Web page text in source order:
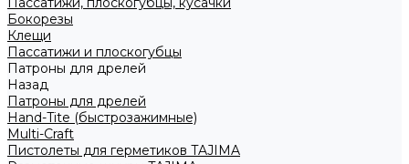
Бокорезы
Клещи
Пассатижи и плоскогубцы
Патроны для дрелей
Назад
Патроны для дрелей
Hand-Tite (быстрозажимные)
Multi-Craft
Пистолеты для герметиков TAJIMA